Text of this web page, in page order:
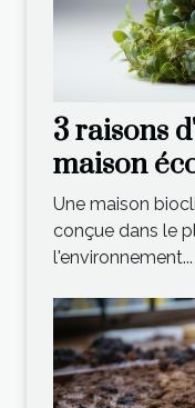
3 raisons
maison
Une maison
conçue dans le
l'environnement...